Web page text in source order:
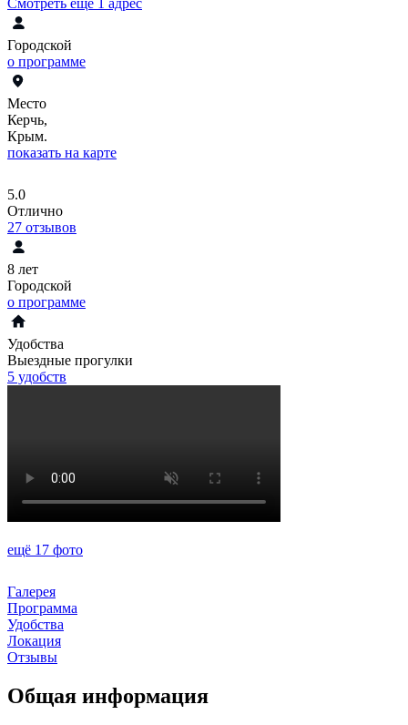
Городской
о программе
Место
Керчь,
Крым.
показать на карте
5.0
Отлично
27 отзывов
8 лет
Городской
о программе
Удобства
Выездные прогулки
5 удобств
ещё 17 фото
Галерея
Программа
Удобства
Локация
Отзывы
Общая информация